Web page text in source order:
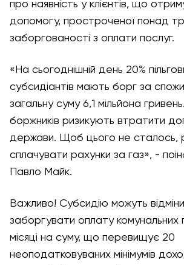
про наявність у клієнтів, що
допомогу, простроченої понад
заборгованості з оплати послуг.
«На сьогоднішній день 20%
субсидіантів мають борг за
загальну суму 6,1 мільйона
боржників ризикують втратити
держави. Щоб цього не сталось,
сплачувати рахунки за газ», -
Павло Майк.
Важливо! Субсидію можуть
заборгувати оплату комунальних
місяці на суму, що перевищує 20
неоподатковуваних мінімумів